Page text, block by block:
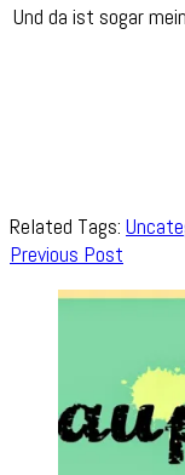
Und da ist sogar
Related Tags:
Post
Previous Post